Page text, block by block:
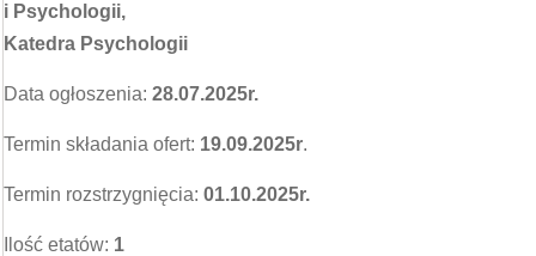
i Psychologii,
Katedra Psychologii
Data ogłoszenia: 28.07.2025r.
Termin składania ofert: 19.09.2025r.
Termin rozstrzygnięcia: 01.10.2025r.
Ilość etatów: 1